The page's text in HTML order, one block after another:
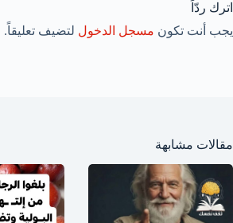
اترك ردّاً
يجب أنت تكون مسجل الدخول لتضيف تعليقاً.
مقالات مشابهة